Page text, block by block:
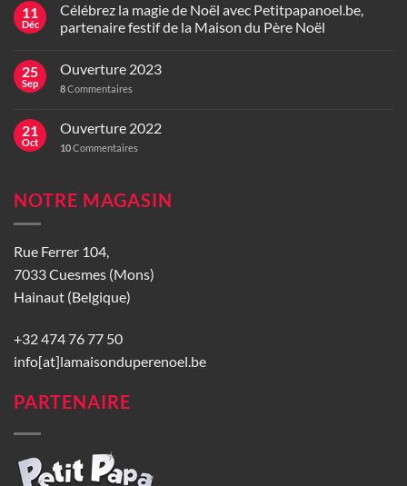
11
Déc
Célébrez la magie de Noël avec Petitpapanoel.be,
partenaire festif de la Maison du Père Noël
25
Sep
Ouverture 2023
8Commentaires
21
Oct
Ouverture 2022
10Commentaires
NOTRE MAGASIN
Rue Ferrer 104,
7033 Cuesmes (Mons)
Hainaut (Belgique)
+32 474 76 77 50
info[at]lamaisonduperenoel.be
PARTENAIRE